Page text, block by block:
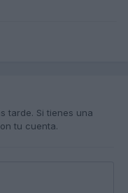
tarde. Si tienes una
tu cuenta.